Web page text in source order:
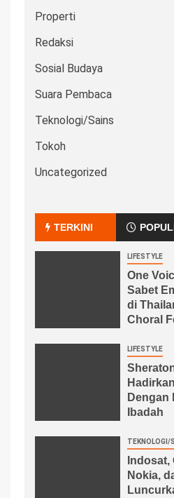
Properti
Redaksi
Sosial Budaya
Suara Pembaca
Teknologi/Sains
Tokoh
Uncategorized
TERKINI
LIFESTYLE
One
Sabet
di
Choral
LIFESTYLE
Dengan
Ibadah
TEKNOLOGI/
Nokia,